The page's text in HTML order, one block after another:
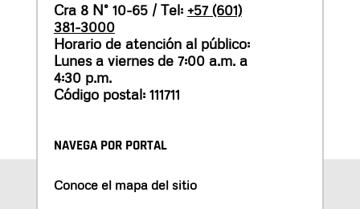
Cra 8 N° 10-65 / Tel: +57 (601)
381-3000
Horario de atención al público:
Lunes a viernes de 7:00 a.m. a
4:30 p.m.
Código postal: 111711
NAVEGA POR PORTAL
Conoce el mapa del sitio